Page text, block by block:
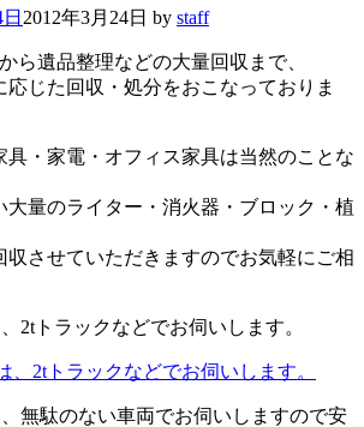
2012年3月24日 by staff
ら遺品整理などの大量回収まで、
応じた回収・処分をおこなっておりま
具・家電・オフィス家具は当然のことな
大量のライター・消火器・ブロック・植
収させていただきますのでお気軽にご相
2tトラックなどでお伺いします。
無駄のない車両でお伺いしますので安